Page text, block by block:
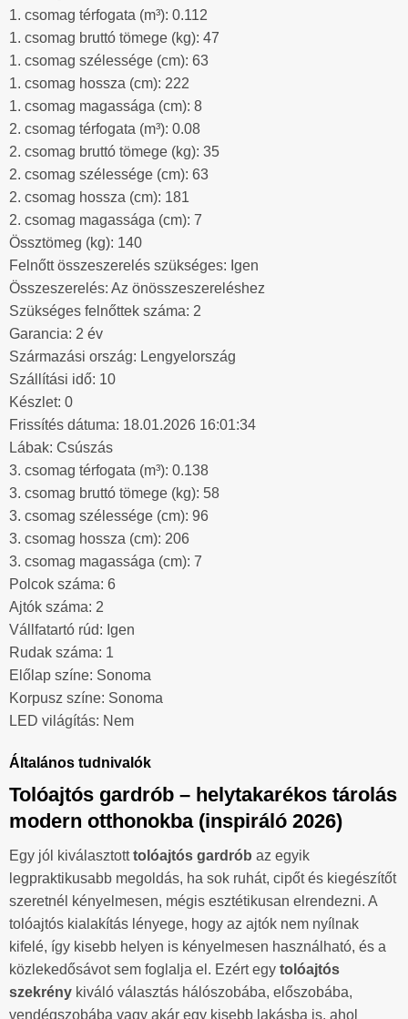
1. csomag térfogata (m³): 0.112
1. csomag bruttó tömege (kg): 47
1. csomag szélessége (cm): 63
1. csomag hossza (cm): 222
1. csomag magassága (cm): 8
2. csomag térfogata (m³): 0.08
2. csomag bruttó tömege (kg): 35
2. csomag szélessége (cm): 63
2. csomag hossza (cm): 181
2. csomag magassága (cm): 7
Össztömeg (kg): 140
Felnőtt összeszerelés szükséges: Igen
Összeszerelés: Az önösszeszereléshez
Szükséges felnőttek száma: 2
Garancia: 2 év
Származási ország: Lengyelország
Szállítási idő: 10
Készlet: 0
Frissítés dátuma: 18.01.2026 16:01:34
Lábak: Csúszás
3. csomag térfogata (m³): 0.138
3. csomag bruttó tömege (kg): 58
3. csomag szélessége (cm): 96
3. csomag hossza (cm): 206
3. csomag magassága (cm): 7
Polcok száma: 6
Ajtók száma: 2
Vállfatartó rúd: Igen
Rudak száma: 1
Előlap színe: Sonoma
Korpusz színe: Sonoma
LED világítás: Nem
Általános tudnivalók
Tolóajtós gardrób – helytakarékos tárolás
modern otthonokba (inspiráló 2026)
Egy jól kiválasztotttolóajtós gardrób az egyik
legpraktikusabb megoldás, ha sok ruhát, cipőt és kiegészítőt
szeretnél kényelmesen, mégis esztétikusan elrendezni. A
tolóajtós kialakítás lényege, hogy az ajtók nem nyílnak
kifelé, így kisebb helyen is kényelmesen használható, és a
közlekedősávot sem foglalja el. Ezért egy tolóajtós
szekrény kiváló választás hálószobába, előszobába,
vendégszobába vagy akár egy kisebb lakásba is, ahol